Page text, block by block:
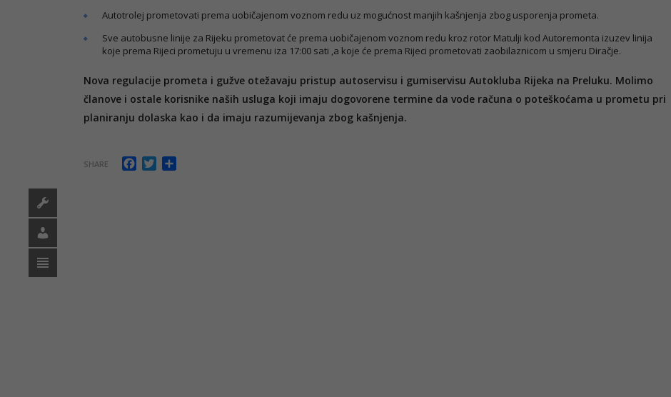
Autotrolej prometovati prema uobičajenom voznom redu uz mogućnost manjih kašnjenja zbog usporenja prometa.
Sve autobusne linije za Rijeku prometovat će prema uobičajenom voznom redu kroz rotor Matulji kod Autoremonta izuzev linija
koje prema Rijeci prometuju u vremenu iza 17:00 sati ,a koje će prema Rijeci prometovati zaobilaznicom u smjeru Diračje.
Nova regulacije prometa i gužve otežavaju pristup autoservisu i gumiservisu Autokluba Rijeka na Preluku. Molimo
članove i ostale korisnike naših usluga koji imaju dogovorene termine da vode računa o poteškoćama u prometu pri
planiranju dolaska kao i da imaju razumijevanja zbog kašnjenja.
SHARE Facebook
Twitter